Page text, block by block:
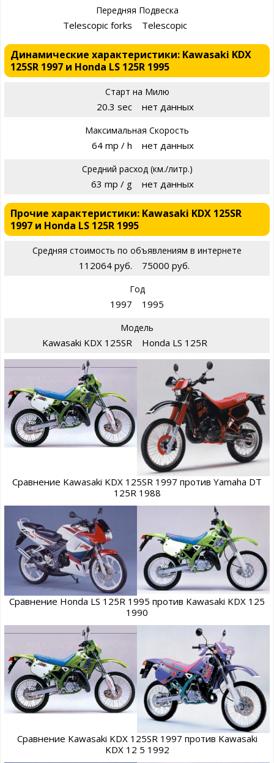
Передняя Подвеска
Telescopic forks Telescopic
Динамические характеристики: Kawasaki KDX
125SR 1997 и Honda LS 125R 1995
Старт на Милю
20.3 sec нет данных
Максимальная Скорость
64 mp / h нет данных
Средний расход (км./литр.)
63 mp / g нет данных
Прочие характеристики: Kawasaki KDX 125SR
1997 и Honda LS 125R 1995
Средняя стоимость по объявлениям в интернете
112064 руб. 75000 руб.
Год
1997 1995
Модель
Kawasaki KDX 125SR Honda LS 125R
Сравнение Kawasaki KDX 125SR 1997 против Yamaha DT
125R 1988
Сравнение Honda LS 125R 1995 против Kawasaki KDX 125
1990
Сравнение Kawasaki KDX 125SR 1997 против Kawasaki
KDX 12 5 1992